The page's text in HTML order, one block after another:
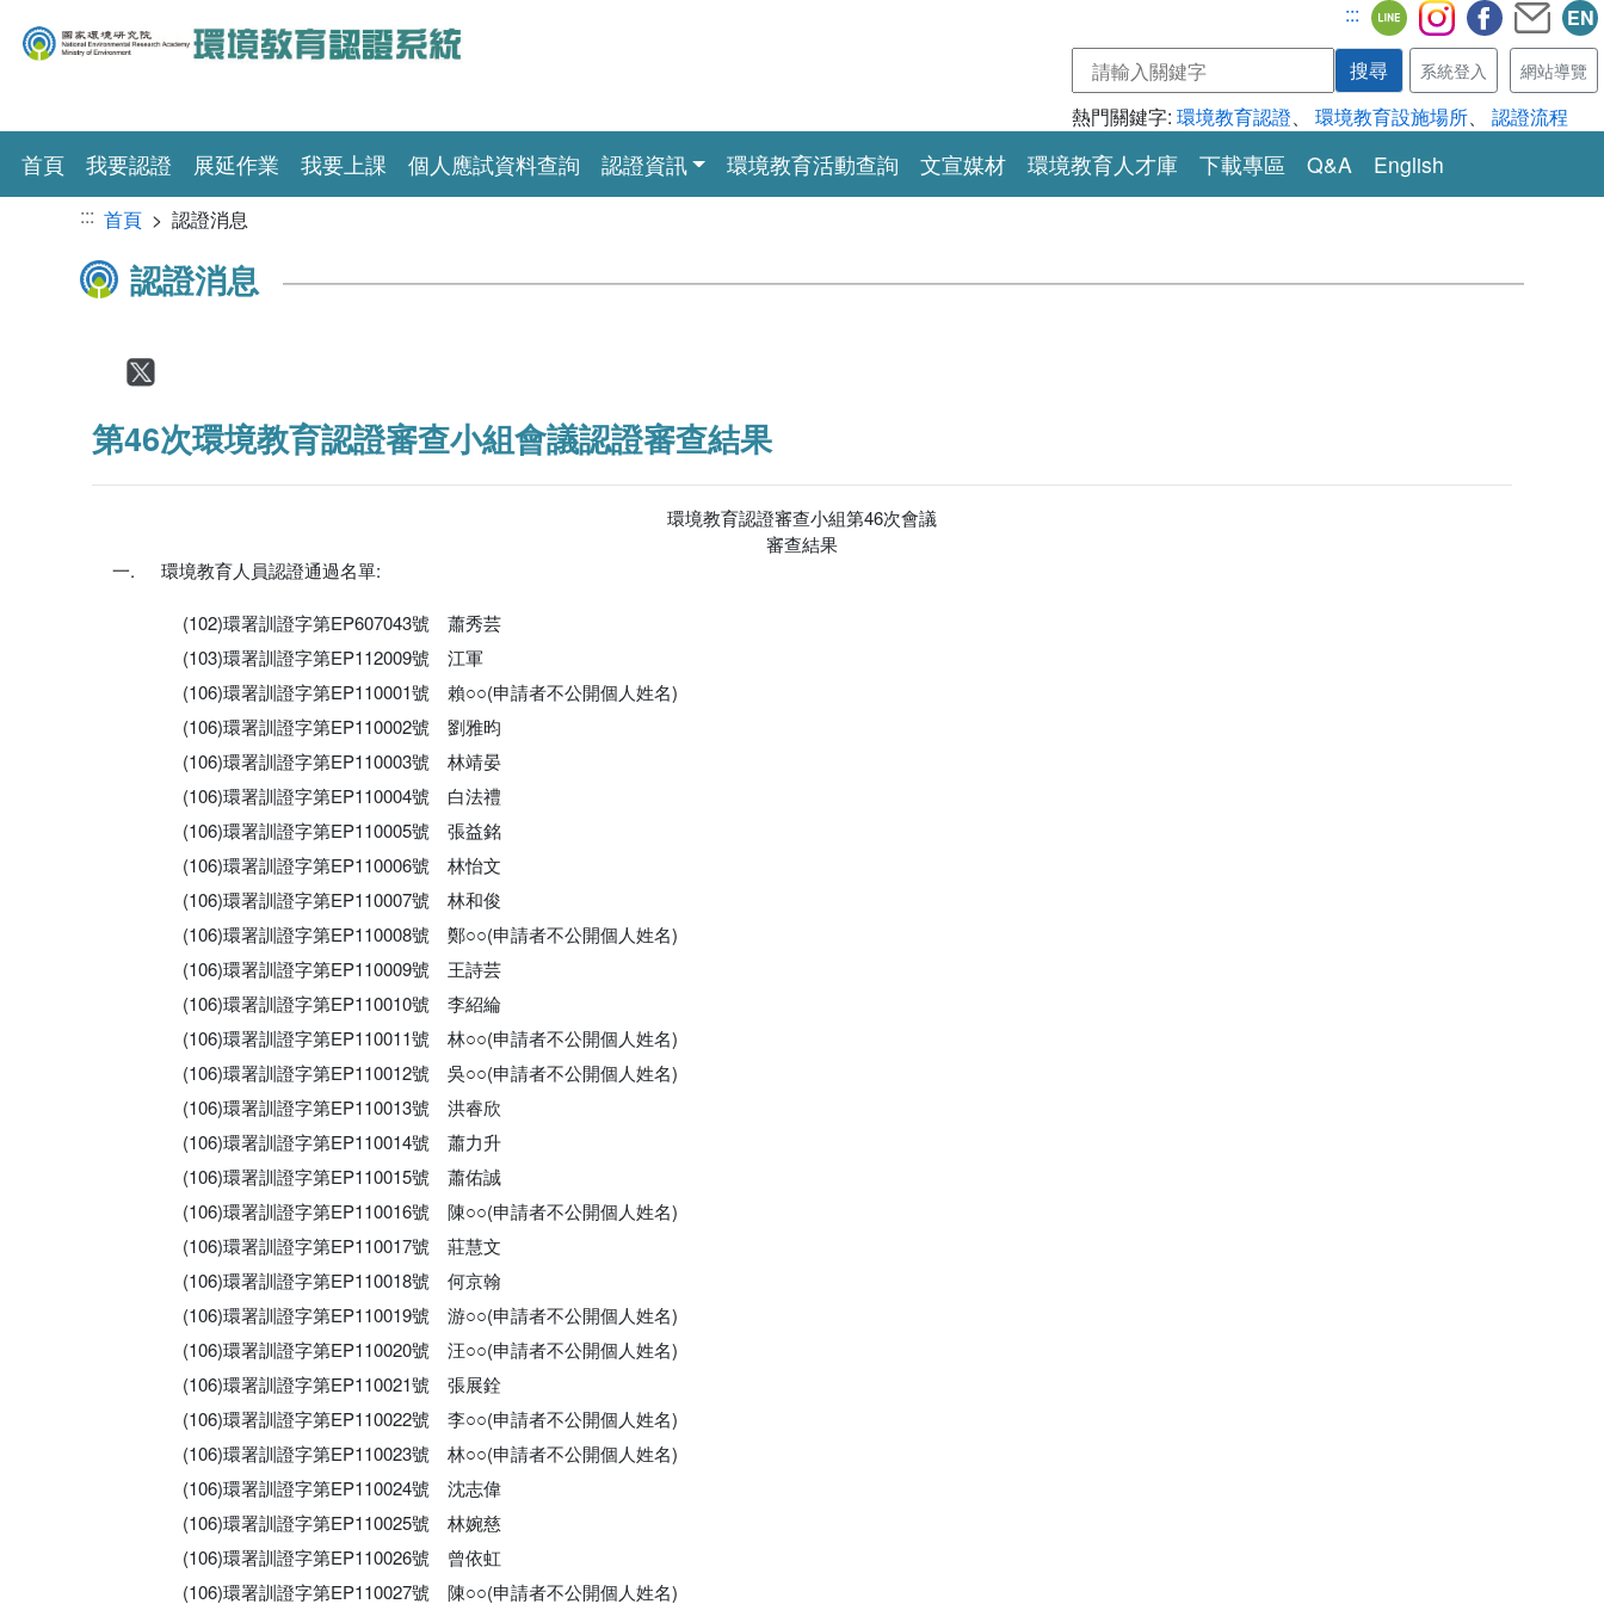
::: EN
系統登入 網站導覽
熱門關鍵字: 環境教育認證、 環境教育設施場所、 認證流程
首頁(current)
我要認證 展延作業 我要上課 個人應試資料查詢 認證資訊 環境教育活動查詢 文宣媒材 環境教育人才庫 下載專區 Q&A English
::: 首頁 > 認證消息
認證消息
Facebook
Twitter
第46次環境教育認證審查小組會議認證審查結果
環境教育認證審查小組第46次會議
審查結果
環境教育人員認證通過名單:
(102)環署訓證字第EP607043號 蕭秀芸
(103)環署訓證字第EP112009號 江軍
(106)環署訓證字第EP110001號 賴○○(申請者不公開個人姓名)
(106)環署訓證字第EP110002號 劉雅昀
(106)環署訓證字第EP110003號 林靖晏
(106)環署訓證字第EP110004號 白法禮
(106)環署訓證字第EP110005號 張益銘
(106)環署訓證字第EP110006號 林怡文
(106)環署訓證字第EP110007號 林和俊
(106)環署訓證字第EP110008號 鄭○○(申請者不公開個人姓名)
(106)環署訓證字第EP110009號 王詩芸
(106)環署訓證字第EP110010號 李紹綸
(106)環署訓證字第EP110011號 林○○(申請者不公開個人姓名)
(106)環署訓證字第EP110012號 吳○○(申請者不公開個人姓名)
(106)環署訓證字第EP110013號 洪睿欣
(106)環署訓證字第EP110014號 蕭力升
(106)環署訓證字第EP110015號 蕭佑誠
(106)環署訓證字第EP110016號 陳○○(申請者不公開個人姓名)
(106)環署訓證字第EP110017號 莊慧文
(106)環署訓證字第EP110018號 何京翰
(106)環署訓證字第EP110019號 游○○(申請者不公開個人姓名)
(106)環署訓證字第EP110020號 汪○○(申請者不公開個人姓名)
(106)環署訓證字第EP110021號 張展銓
(106)環署訓證字第EP110022號 李○○(申請者不公開個人姓名)
(106)環署訓證字第EP110023號 林○○(申請者不公開個人姓名)
(106)環署訓證字第EP110024號 沈志偉
(106)環署訓證字第EP110025號 林婉慈
(106)環署訓證字第EP110026號 曾依虹
(106)環署訓證字第EP110027號 陳○○(申請者不公開個人姓名)